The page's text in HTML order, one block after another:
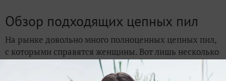
Обзор подходящих цепных пил
На рынке довольно много полноценных цепных пил,
с которыми справятся женщины. Вот лишь несколько
вариантов, на которые можно ориентироваться.